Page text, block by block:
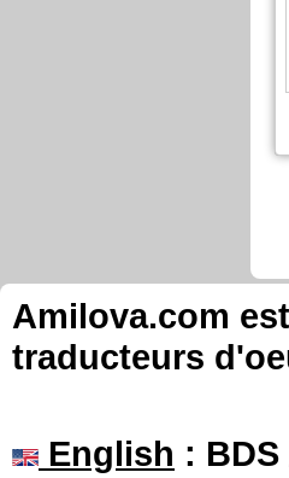
Amilova.com
traducteurs
English : BDS